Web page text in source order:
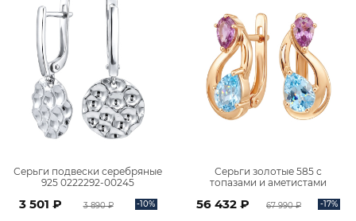
Серьги подвески серебряные
925 0222292-00245
3 501 ₽ 3 890 ₽ -10%
Серьги золотые 585 с
топазами и аметистами
56 432 ₽ 67 990 ₽ -17%